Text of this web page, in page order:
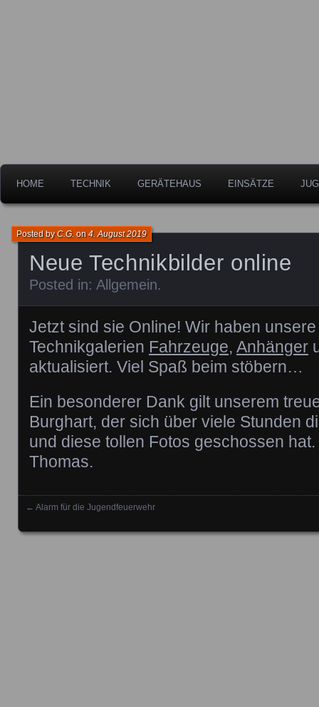
HOME TECHNIK GERÄTEHAUS EINSÄTZE
Neue Technikbilder online
Posted byC.G. on4. August 2019
Posted in: Allgemein.
Jetzt sind sie Online! Wir haben
Technikgalerien Fahrzeuge, Anhänger
aktualisiert. Viel Spaß beim stöbern…
Ein besonderer Dank gilt unserem
Burghart, der sich über viele Stunden
und diese tollen Fotos geschossen
Thomas.
← Alarm für die Jugendfeuerwehr